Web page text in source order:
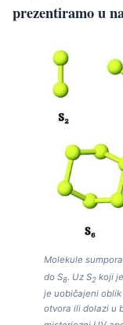
prezentiramo u
Molekule
do S8. Uz S2 koji
je uobičajeni
otvora ili dolazi u